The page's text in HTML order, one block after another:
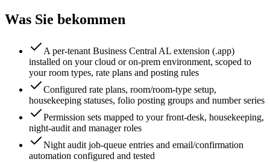
Was Sie bekommen
A per-tenant Business Central AL extension (.app)
installed on your cloud or on-prem environment, scoped to
your room types, rate plans and posting rules
Configured rate plans, room/room-type setup,
housekeeping statuses, folio posting groups and number series
Permission sets mapped to your front-desk, housekeeping,
night-audit and manager roles
Night audit job-queue entries and email/confirmation
automation configured and tested